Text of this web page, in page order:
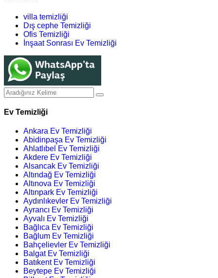
villa temizliği
Dış cephe Temizliği
Ofis Temizliği
İnşaat Sonrası Ev Temizliği
Ev Temizliği
Ankara Ev Temizliği
Abidinpaşa Ev Temizliği
Ahlatlıbel Ev Temizliği
Akdere Ev Temizliği
Alsancak Ev Temizliği
Altındağ Ev Temizliği
Altınova Ev Temizliği
Altınpark Ev Temizliği
Aydınlıkevler Ev Temizliği
Ayrancı Ev Temizliği
Ayvalı Ev Temizliği
Bağlıca Ev Temizliği
Bağlum Ev Temizliği
Bahçelievler Ev Temizliği
Balgat Ev Temizliği
Batıkent Ev Temizliği
Beytepe Ev Temizliği